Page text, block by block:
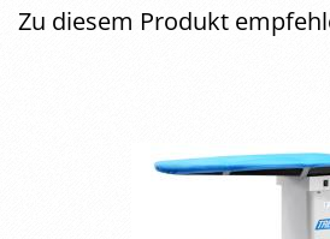
Zu diesem Produkt